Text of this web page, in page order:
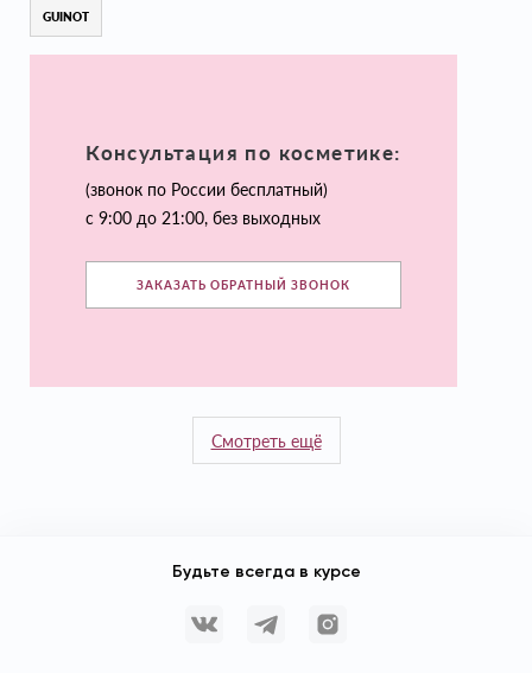
GUINOT
Консультация по косметике:
(звонок по России бесплатный)
с 9:00 до 21:00, без выходных
ЗАКАЗАТЬ ОБРАТНЫЙ ЗВОНОК
Смотреть ещё
Будьте всегда в курсе